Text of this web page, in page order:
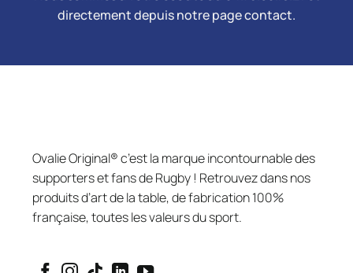
directement depuis notre pagecontact.
Ovalie Original® c’est la marque incontournable des
supporters et fans de Rugby ! Retrouvez dans nos
produits d’art de la table, de fabrication 100%
française, toutes les valeurs du sport.